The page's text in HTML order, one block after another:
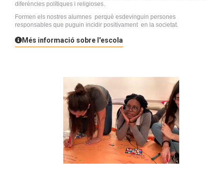
diferències polítiques i religioses.
Formen els nostres alumnes perquè esdevinguin persones
responsables que puguin incidir positivament en la societat.
Més informació sobre l'escola